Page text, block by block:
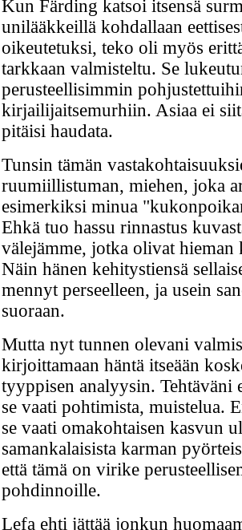
Kun Färding katsoi itsensä
unilääkkeillä kohdallaan
oikeutetuksi, teko oli myös
tarkkaan valmisteltu. Se
perusteellisimmin
kirjailijaitsemurhiin. Asiaa ei
pitäisi haudata.
Tunsin tämän
ruumiillistuman, miehen, joka
esimerkiksi minua
Ehkä tuo hassu rinnastus
välejämme, jotka olivat hieman
Näin hänen kehitystiensä
mennyt perseelleen, ja usein
suoraan.
Mutta nyt tunnen olevani valmis
kirjoittamaan häntä itseään
tyyppisen analyysin. Tehtäväni
se vaati pohtimista, muistelua.
se vaati omakohtaisen kasvun
samankalaisista karman
että tämä on virike
pohdinnoille.
Lefa ehti jättää jonkun